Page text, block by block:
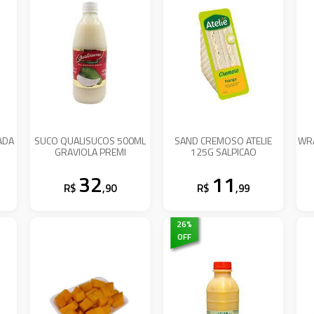
SUCO QUALISUCOS 500ML
GRAVIOLA PREMI
R$ 32,90
SAND CREMOSO ATELIE
125G SALPICAO
R$ 11,99
26%
OFF